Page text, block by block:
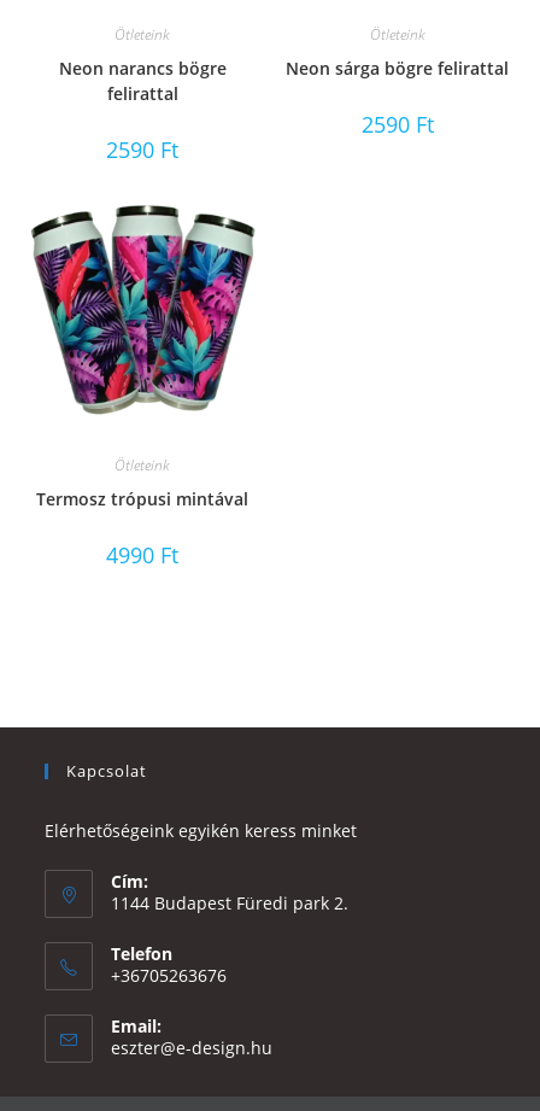
Ötleteink
Neon narancs bögre
felirattal
2590 Ft
Ötleteink
Neon sárga bögre felirattal
2590 Ft
Ötleteink
Termosz trópusi mintával
4990 Ft
Kapcsolat
Elérhetőségeink egyikén keress minket
Cím:
1144 Budapest Füredi park 2.
Telefon
+36705263676
Email:
eszter@e-design.hu